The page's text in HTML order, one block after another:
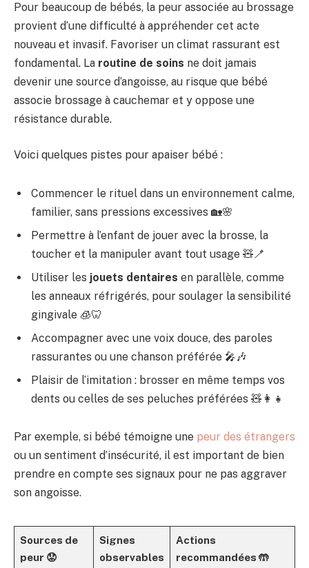
Pour beaucoup de bébés, la peur associée au brossage
provient d’une difficulté à appréhender cet acte
nouveau et invasif. Favoriser un climat rassurant est
fondamental. La routine de soins ne doit jamais
devenir une source d’angoisse, au risque que bébé
associe brossage à cauchemar et y oppose une
résistance durable.
Voici quelques pistes pour apaiser bébé :
Commencer le rituel dans un environnement calme,
familier, sans pressions excessives 🏡🌸
Permettre à l’enfant de jouer avec la brosse, la
toucher et la manipuler avant tout usage 🧸🪥
Utiliser les jouets dentaires en parallèle, comme
les anneaux réfrigérés, pour soulager la sensibilité
gingivale 🧊🦷
Accompagner avec une voix douce, des paroles
rassurantes ou une chanson préférée 🎤🎶
Plaisir de l’imitation : brosser en même temps vos
dents ou celles de ses peluches préférées 🧸👩‍👧
Par exemple, si bébé témoigne une peur des étrangers
ou un sentiment d’insécurité, il est important de bien
prendre en compte ses signaux pour ne pas aggraver
son angoisse.
Sources de
peur 😟
Signes
observables
Actions
recommandées 🤲